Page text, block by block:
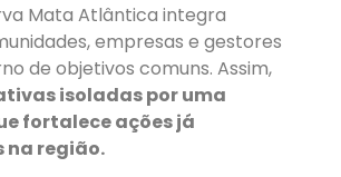
Mata Atlântica integra
empresas e gestores
de objetivos comuns. Assim,
isoladas por uma
fortalece ações já
na região.